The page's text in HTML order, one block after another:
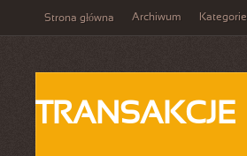
Strona główna Archiwum Kategorie
TRANSAKCJE